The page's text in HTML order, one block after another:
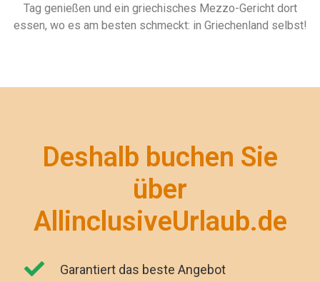
Tag genießen und ein griechisches Mezzo-Gericht dort
essen, wo es am besten schmeckt: in Griechenland selbst!
Deshalb buchen Sie
über
AllinclusiveUrlaub.de
Garantiert das beste Angebot